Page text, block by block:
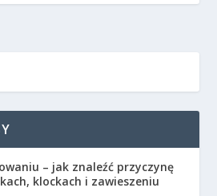
– jak znaleźć przyczynę
klockach i zawieszeniu